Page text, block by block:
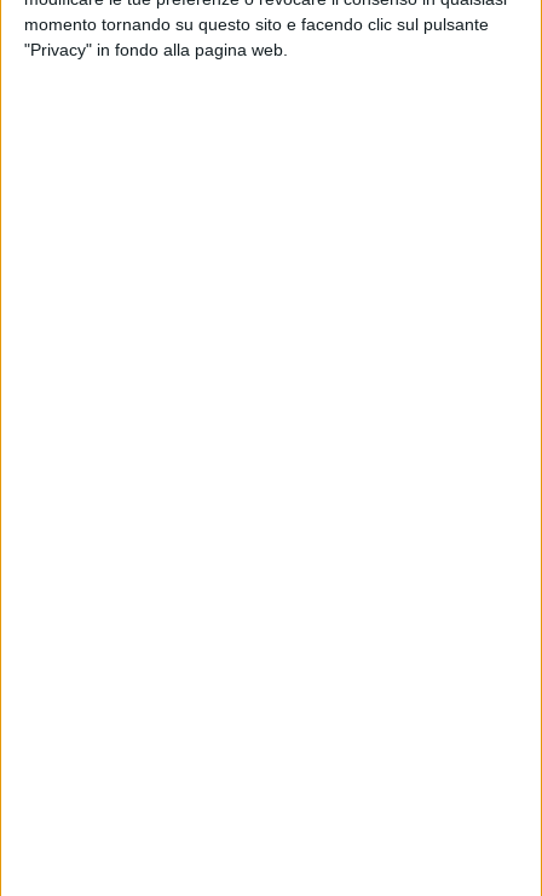
momento tornando su questo sito e facendo clic sul pulsante
"Privacy" in fondo alla pagina web.
TERLIZZI - 14 MARZO 2016
Ospedale, l'Anci Puglia convoca i sindaci per